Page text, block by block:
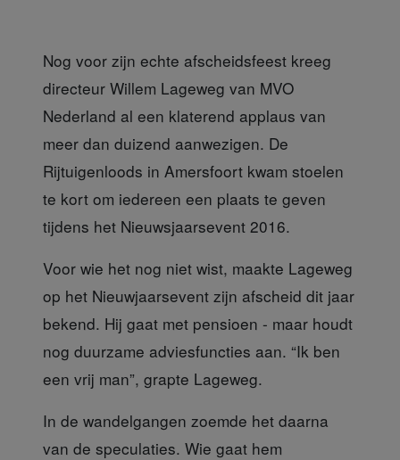
Nog voor zijn echte afscheidsfeest kreeg
directeur Willem Lageweg van MVO
Nederland al een klaterend applaus van
meer dan duizend aanwezigen. De
Rijtuigenloods in Amersfoort kwam stoelen
te kort om iedereen een plaats te geven
tijdens het Nieuwsjaarsevent 2016.
Voor wie het nog niet wist, maakte Lageweg
op het Nieuwjaarsevent zijn afscheid dit jaar
bekend. Hij gaat met pensioen - maar houdt
nog duurzame adviesfuncties aan. “Ik ben
een vrij man”, grapte Lageweg.
In de wandelgangen zoemde het daarna
van de speculaties. Wie gaat hem